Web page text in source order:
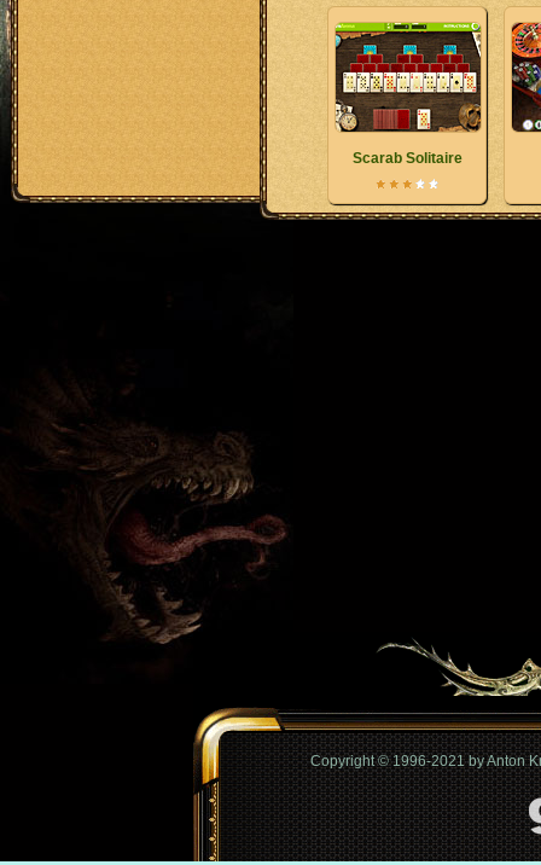
Scarab Solitaire
Copyright © 1996-2021 by Anton